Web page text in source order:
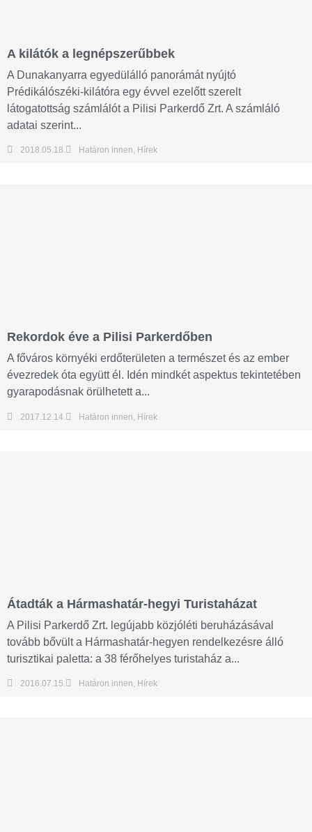
A kilátók a legnépszerűbbek
A Dunakanyarra egyedülálló panorámát nyújtó
Prédikálószéki-kilátóra egy évvel ezelőtt szerelt
látogatottság számlálót a Pilisi Parkerdő Zrt. A számláló
adatai szerint...
2018.05.18. Határon innen, Hírek
Rekordok éve a Pilisi Parkerdőben
A főváros környéki erdőterületen a természet és az ember
évezredek óta együtt él. Idén mindkét aspektus tekintetében
gyarapodásnak örülhetett a...
2017.12.14. Határon innen Hírek
Átadták a Hármashatár-hegyi Turistaházat
A Pilisi Parkerdő Zrt. legújabb közjóléti beruházásával
tovább bővült a Hármashatár-hegyen rendelkezésre álló
turisztikai paletta: a 38 férőhelyes turistaház a...
2016.07.15. Határon innen, Hírek